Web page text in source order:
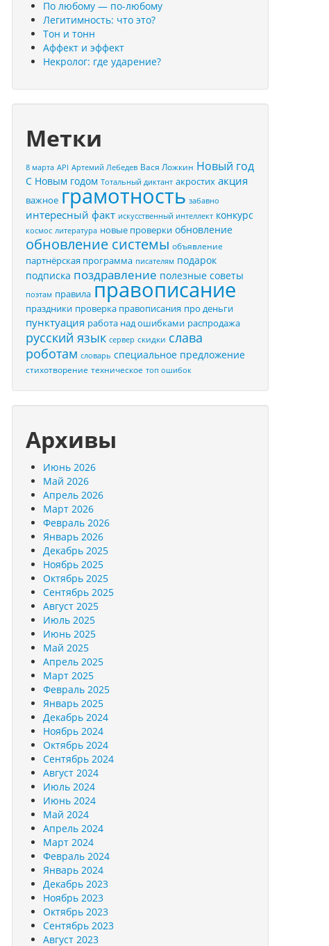
По любому — по-любому
Легитимность: что это?
Тон и тонн
Аффект и эффект
Некролог: где ударение?
Метки
8 марта API Артемий Лебедев Вася Ложкин Новый год
С Новым годом Тотальный диктант акростих акция
важное грамотность забавно
интересный факт искусственный интеллект конкурс
космос литература новые проверки обновление
обновление системы объявление
партнёрская программа писателям подарок
подписка поздравление полезные советы
поэтам правила правописание
праздники проверка правописания про деньги
пунктуация работа над ошибками распродажа
русский язык сервер скидки слава
роботам словарь специальное предложение
стихотворение техническое топ ошибок
Архивы
Июнь 2026
Май 2026
Апрель 2026
Март 2026
Февраль 2026
Январь 2026
Декабрь 2025
Ноябрь 2025
Октябрь 2025
Сентябрь 2025
Август 2025
Июль 2025
Июнь 2025
Май 2025
Апрель 2025
Март 2025
Февраль 2025
Январь 2025
Декабрь 2024
Ноябрь 2024
Октябрь 2024
Сентябрь 2024
Август 2024
Июль 2024
Июнь 2024
Май 2024
Апрель 2024
Март 2024
Февраль 2024
Январь 2024
Декабрь 2023
Ноябрь 2023
Октябрь 2023
Сентябрь 2023
Август 2023